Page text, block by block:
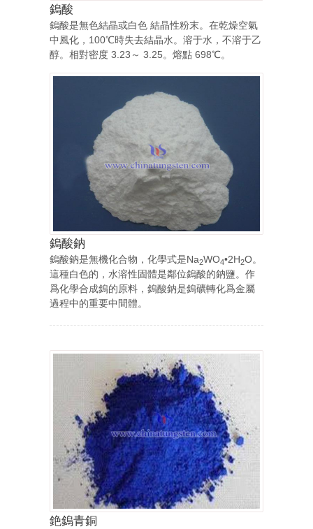
鎢酸
鎢酸是無色結晶或白色 結晶性粉末。在乾燥空氣
中風化，100℃時失去結晶水。溶于水，不溶于乙
醇。相對密度 3.23～ 3.25。熔點 698℃。
鎢酸鈉
鎢酸鈉是無機化合物，化學式是Na2WO4•2H2O。
這種白色的，水溶性固體是鄰位鎢酸的鈉鹽。作
爲化學合成鎢的原料，鎢酸鈉是鎢礦轉化爲金屬
過程中的重要中間體。
銫鎢青銅